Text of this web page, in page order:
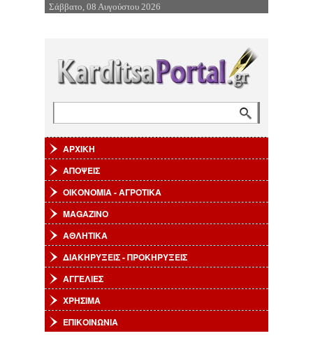
Επιστροφή στην Πλοήγηση
Σάββατο, 08 Αυγούστου 2026
ΑΡΧΙΚΗ
ΑΠΟΨΕΙΣ
ΟΙΚΟΝΟΜΙΑ - ΑΓΡΟΤΙΚΑ
MAGAZINO
ΑΘΛΗΤΙΚΑ
ΔΙΑΚΗΡΥΞΕΙΣ - ΠΡΟΚΗΡΥΞΕΙΣ
ΑΓΓΕΛΙΕΣ
ΧΡΗΣΙΜΑ
ΕΠΙΚΟΙΝΩΝΙΑ